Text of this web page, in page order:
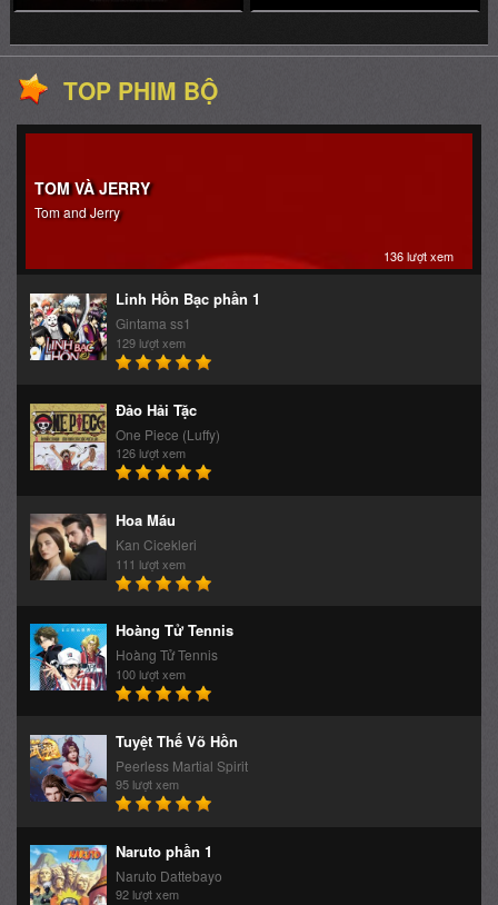
TOP PHIM BỘ
TOM VÀ JERRY
Tom and Jerry
136 lượt xem
Linh Hồn Bạc phần 1
Gintama ss1
129 lượt xem
Đảo Hải Tặc
One Piece (Luffy)
126 lượt xem
Hoa Máu
Kan Cicekleri
111 lượt xem
Hoàng Tử Tennis
Hoàng Tử Tennis
100 lượt xem
Tuyệt Thế Võ Hồn
Peerless Martial Spirit
95 lượt xem
Naruto phần 1
Naruto Dattebayo
92 lượt xem